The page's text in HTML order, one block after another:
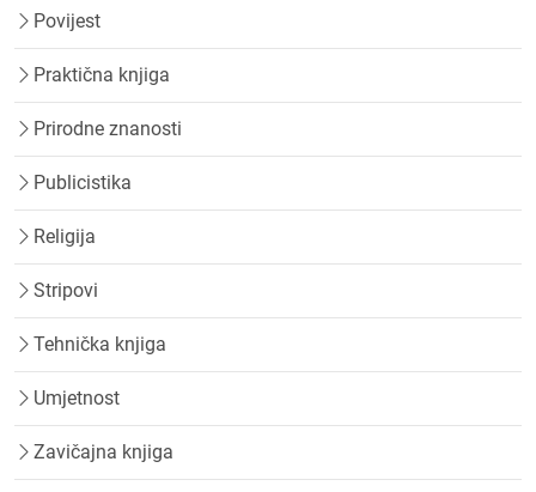
Povijest
Praktična knjiga
Prirodne znanosti
Publicistika
Religija
Stripovi
Tehnička knjiga
Umjetnost
Zavičajna knjiga